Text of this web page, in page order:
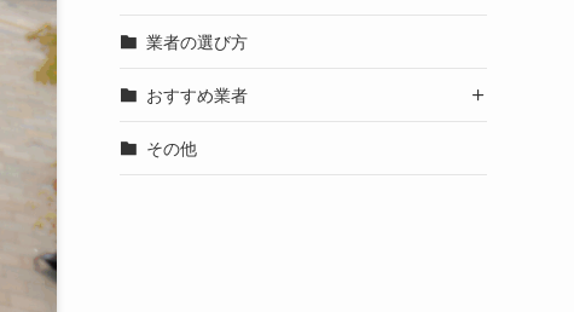
業者の選び方
おすすめ業者 
その他